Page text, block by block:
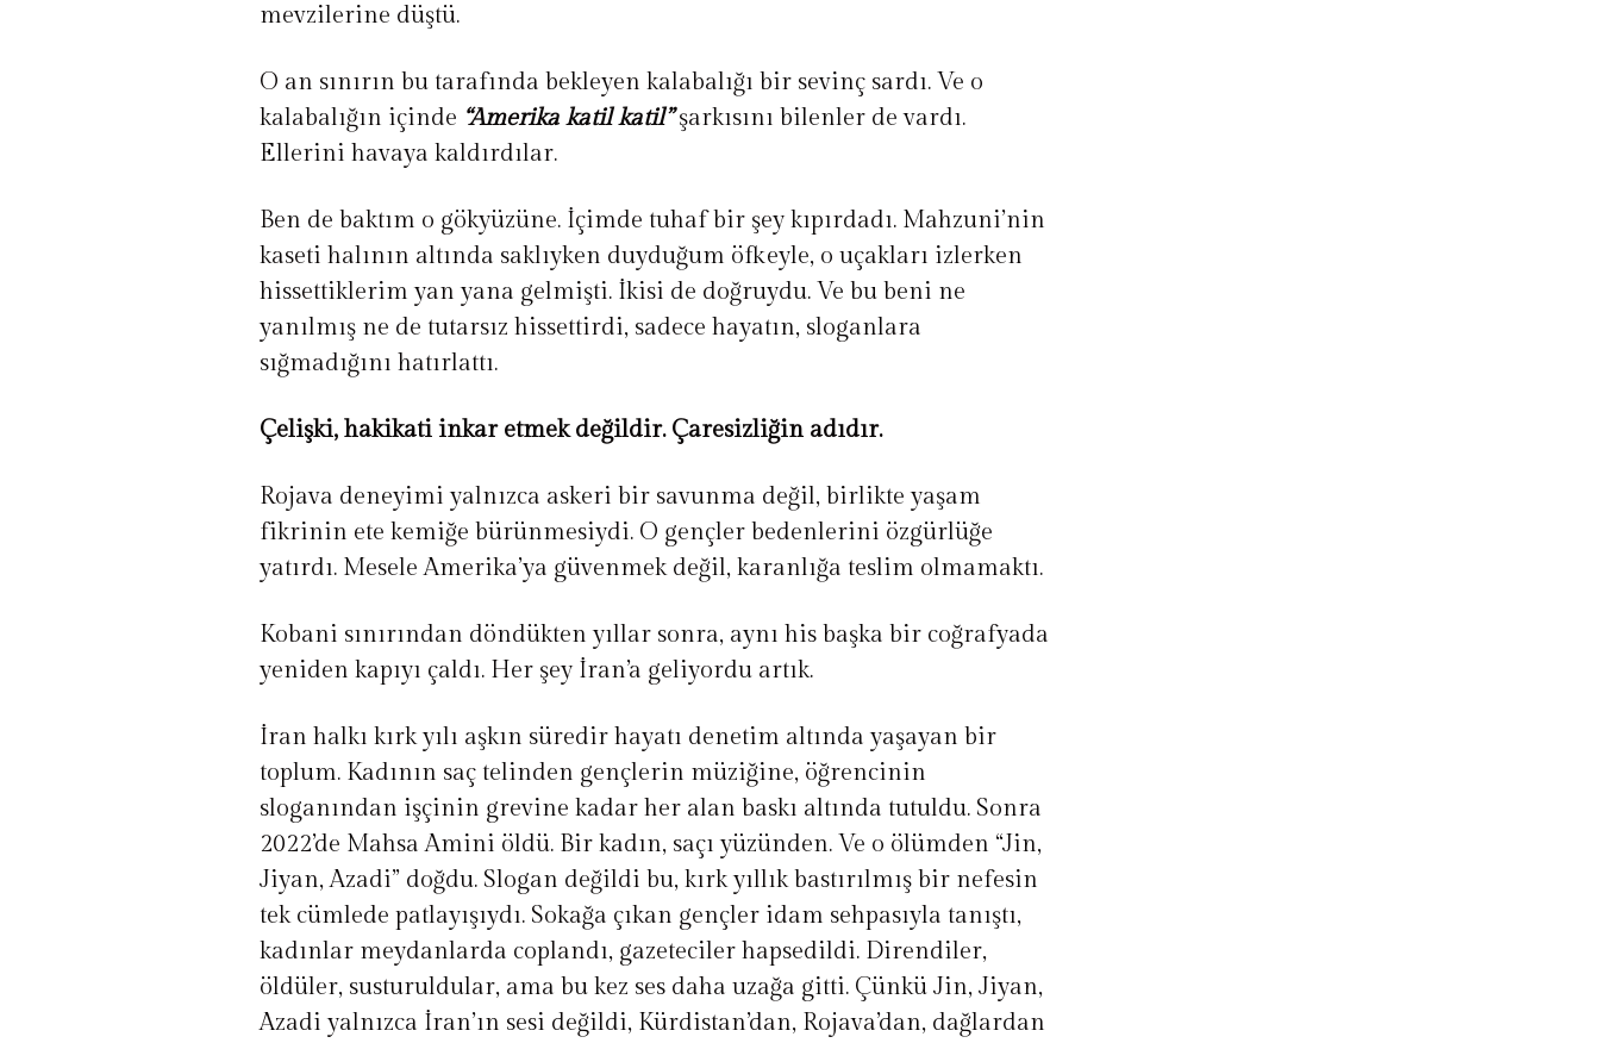
mevzilerine düştü.
O an sınırın bu tarafında bekleyen kalabalığı bir sevinç sardı. Ve o
kalabalığın içinde “Amerika katil katil”şarkısını bilenler de vardı.
Ellerini havaya kaldırdılar.
Ben de baktım o gökyüzüne. İçimde tuhaf bir şey kıpırdadı. Mahzuni’nin
kaseti halının altında saklıyken duyduğum öfkeyle, o uçakları izlerken
hissettiklerim yan yana gelmişti. İkisi de doğruydu. Ve bu beni ne
yanılmış ne de tutarsız hissettirdi, sadece hayatın, sloganlara
sığmadığını hatırlattı.
Çelişki, hakikati inkar etmek değildir. Çaresizliğin adıdır.
Rojava deneyimi yalnızca askeri bir savunma değil, birlikte yaşam
fikrinin ete kemiğe bürünmesiydi. O gençler bedenlerini özgürlüğe
yatırdı. Mesele Amerika’ya güvenmek değil, karanlığa teslim olmamaktı.
Kobani sınırından döndükten yıllar sonra, aynı his başka bir coğrafyada
yeniden kapıyı çaldı. Her şey İran’a geliyordu artık.
İran halkı kırk yılı aşkın süredir hayatı denetim altında yaşayan bir
toplum. Kadının saç telinden gençlerin müziğine, öğrencinin
sloganından işçinin grevine kadar her alan baskı altında tutuldu. Sonra
2022’de Mahsa Amini öldü. Bir kadın, saçı yüzünden. Ve o ölümden “Jin,
Jiyan, Azadi” doğdu. Slogan değildi bu, kırk yıllık bastırılmış bir nefesin
tek cümlede patlayışıydı. Sokağa çıkan gençler idam sehpasıyla tanıştı,
kadınlar meydanlarda coplandı, gazeteciler hapsedildi. Direndiler,
öldüler, susturuldular, ama bu kez ses daha uzağa gitti. Çünkü Jin, Jiyan,
Azadi yalnızca İran’ın sesi değildi, Kürdistan’dan, Rojava’dan, dağlardan